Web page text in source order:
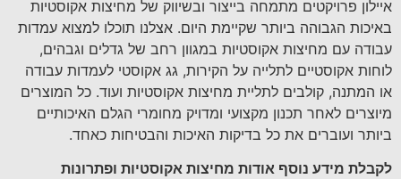
איילון פרויקטים מתמחה בייצור ובשיווק של מחיצות אקוסטיות
באיכות הגבוהה ביותר שקיימת היום. אצלנו תוכלו למצוא עמדות
עבודה עם מחיצות אקוסטיות במגוון רחב של גדלים וגבהים,
לוחות אקוסטיים לתלייה על הקירות, גג אקוסטי לעמדות עבודה
או המתנה, קולבים לתליית מחיצות אקוסטיות ועוד. כל המוצרים
מיוצרים לאחר תכנון מקצועי ומדויק מחומרי הגלם האיכותיים
ביותר ועוברים את כל בדיקות האיכות והבטיחות כאחד.
לקבלת מידע נוסף אודות מחיצות אקוסטיות ופתרונות